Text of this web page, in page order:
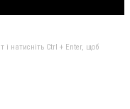
і натисніть Ctrl + Enter, щоб